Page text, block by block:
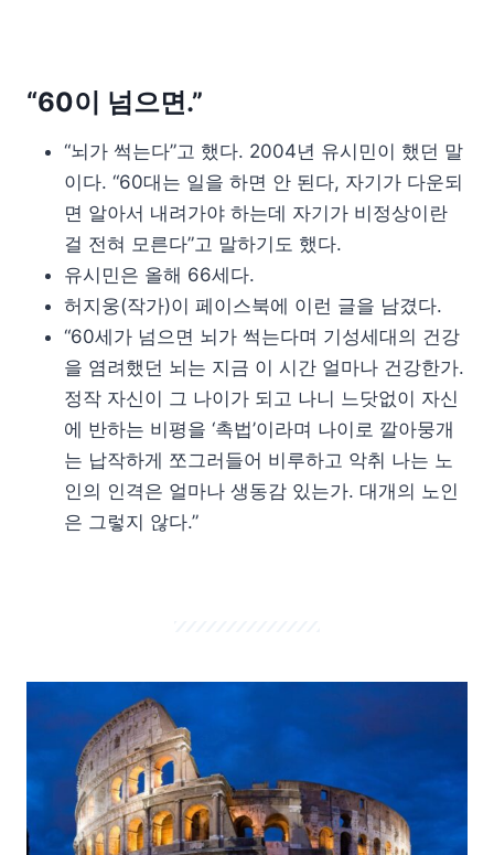
“60이 넘으면.”
“뇌가 썩는다”고 했다. 2004년 유시민이 했던 말
이다. “60대는 일을 하면 안 된다, 자기가 다운되
면 알아서 내려가야 하는데 자기가 비정상이란
걸 전혀 모른다”고 말하기도 했다.
유시민은 올해 66세다.
허지웅(작가)이 페이스북에 이런 글을 남겼다.
“60세가 넘으면 뇌가 썩는다며 기성세대의 건강
을 염려했던 뇌는 지금 이 시간 얼마나 건강한가.
정작 자신이 그 나이가 되고 나니 느닷없이 자신
에 반하는 비평을 ‘촉법’이라며 나이로 깔아뭉개
는 납작하게 쪼그러들어 비루하고 악취 나는 노
인의 인격은 얼마나 생동감 있는가. 대개의 노인
은 그렇지 않다.”